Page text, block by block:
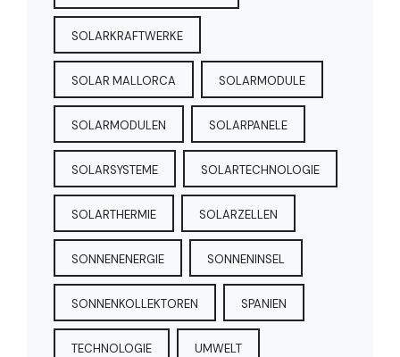
SOLARKRAFTWERKE
SOLAR MALLORCA SOLARMODULE
SOLARMODULEN SOLARPANELE
SOLARSYSTEME SOLARTECHNOLOGIE
SOLARTHERMIE SOLARZELLEN
SONNENENERGIE SONNENINSEL
SONNENKOLLEKTOREN SPANIEN
TECHNOLOGIE UMWELT